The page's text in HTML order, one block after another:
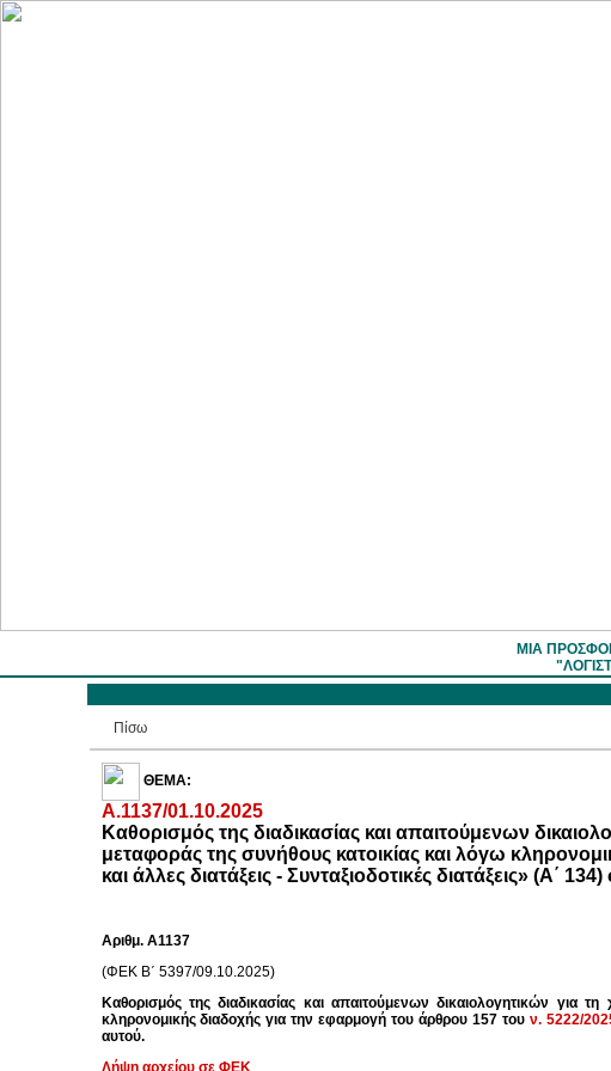
ΜΙΑ
Πίσω
ΘΕΜΑ:
Α.1137/01.10.2025
Καθορισμός της διαδικασίας και απαιτούμενων
μεταφοράς της συνήθους κατοικίας και λόγω
και άλλες διατάξεις - Συνταξιοδοτικές διατάξεις» (Α΄
Αριθμ. Α1137
(ΦΕΚ Β΄ 5397/09.10.2025)
Καθορισμός της διαδικασίας και απαιτούμενων δικαιολογητικών
κληρονομικής διαδοχής για την εφαρμογή του άρθρου 157 του ν. 5222/
αυτού.
Λήψη αρχείου σε ΦΕΚ